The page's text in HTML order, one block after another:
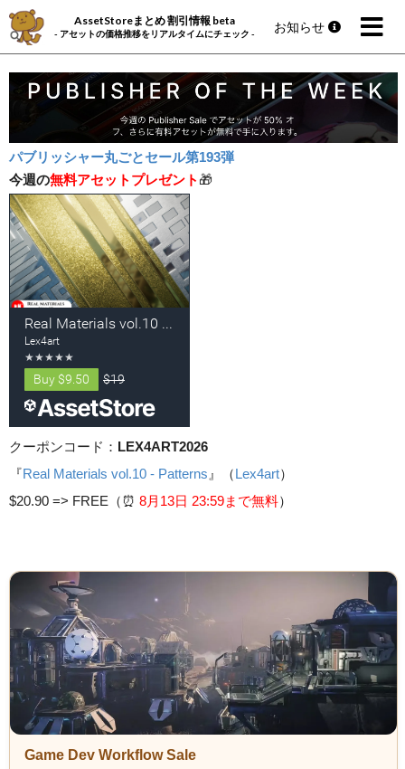
AssetStoreまとめ 割引情報 beta
- アセットの価格推移をリアルタイムにチェック - お知らせ
パブリッシャー丸ごとセール第193弾
今週の無料アセットプレゼント 🎁
クーポンコード： LEX4ART2026
『Real Materials vol.10 - Patterns 』（Lex4art）
$20.90 => FREE（⏰️ 8月13日 23:59まで無料）
Game Dev Workflow Sale